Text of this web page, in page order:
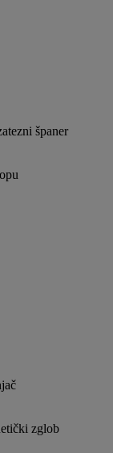
španer
zglob